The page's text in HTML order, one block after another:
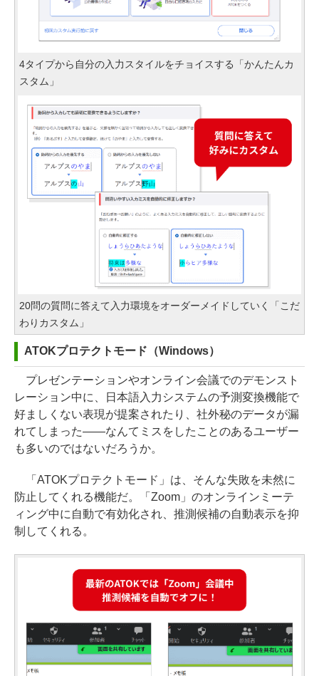
4タイプから自分の入力スタイルをチョイスする「かんたんカ
スタム」
20問の質問に答えて入力環境をオーダーメイドしていく「こだ
わりカスタム」
ATOKプロテクトモード（Windows）
プレゼンテーションやオンライン会議でのデモンスト
レーション中に、日本語入力システムの予測変換機能で
好ましくない表現が提案されたり、社外秘のデータが漏
れてしまった――なんてミスをしたことのあるユーザー
も多いのではないだろうか。
「ATOKプロテクトモード」は、そんな失敗を未然に
防止してくれる機能だ。「Zoom」のオンラインミーテ
ィング中に自動で有効化され、推測候補の自動表示を抑
制してくれる。